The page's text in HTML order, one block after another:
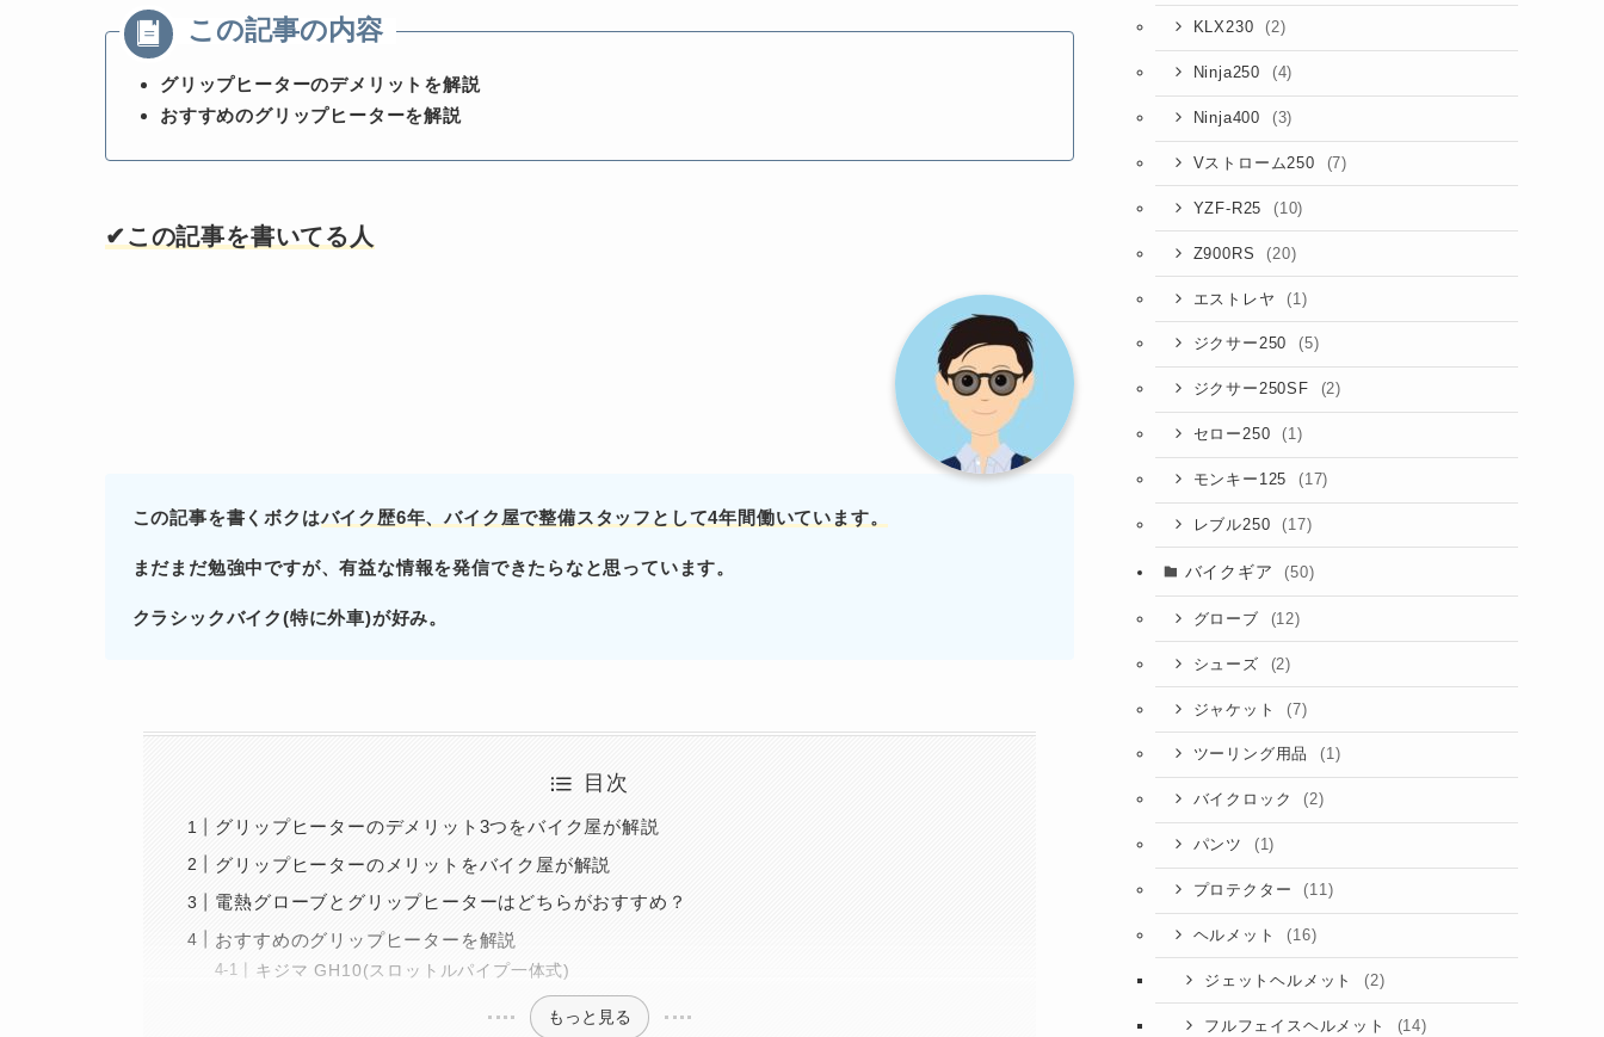
グリップヒーターのデメリットを解説
おすすめのグリップヒーターを解説
✔︎この記事を書いてる人
この記事を書くボクはバイク歴6年、バイク屋で整備スタッフとして4年間働いています。
まだまだ勉強中ですが、有益な情報を発信できたらなと思っています。
クラシックバイク(特に外車)が好み。
目次
グリップヒーターのデメリット3つをバイク屋が解説
グリップヒーターのメリットをバイク屋が解説
電熱グローブとグリップヒーターはどちらがおすすめ？
おすすめのグリップヒーターを解説
キジマ GH10(スロットルパイプ一体式)
もっと見る
KLX230 (2)
Ninja250 (4)
Ninja400 (3)
Vストローム250 (7)
YZF-R25 (10)
Z900RS (20)
エストレヤ (1)
ジクサー250 (5)
ジクサー250SF (2)
セロー250 (1)
モンキー125 (17)
レブル250 (17)
バイクギア (50)
グローブ (12)
シューズ (2)
ジャケット (7)
ツーリング用品 (1)
バイクロック (2)
パンツ (1)
プロテクター (11)
ヘルメット (16)
ジェットヘルメット (2)
フルフェイスヘルメット (14)